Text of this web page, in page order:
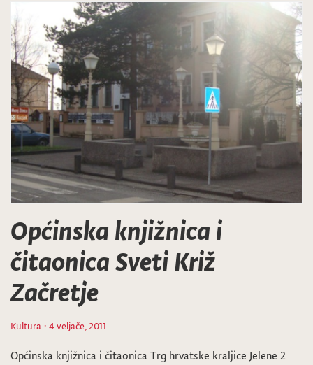
Općinska knjižnica i
čitaonica Sveti Križ
Začretje
Kultura · 4 veljače, 2011
Općinska knjižnica i čitaonica Trg hrvatske kraljice Jelene 2